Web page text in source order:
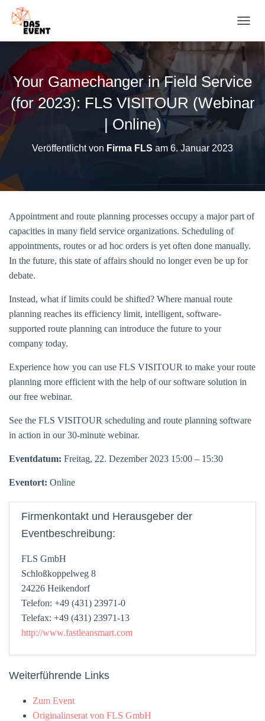
A
I
A
I
O
T
N
Your Gamechanger in Field Service
(for 2023): FLS VISITOUR (Webinar
| Online)
Veröffentlicht von Firma FLS am 6. Januar 2023
Appointment and route planning processes occupy a major part of
capacities in many field service organizations. Scheduling of
appointments, routes or ad hoc orders is yet often done manually.
In the future, this state of affairs should no longer even be up for
debate.
Instead, what if limits could be shifted? Where manual route
planning reaches its efficiency limit, intelligent, software-
supported route planning can introduce the future to your
company today.
Experience how you can use FLS VISITOUR to make your route
planning more efficient with the help of our software solution in
our free webinar.
See the FLS VISITOUR scheduling and route planning software
in action in our 30-minute webinar.
Eventdatum: Freitag, 22. Dezember 2023 15:00 – 15:30
Eventort: Online
Firmenkontakt und Herausgeber der
Eventbeschreibung:
FLS GmbH
Schloßkoppelweg 8
24226 Heikendorf
Telefon: +49 (431) 23971-0
Telefax: +49 (431) 23971-13
http://www.fastleansmart.com
Weiterführende Links
Zum Event
Originalinserat von FLS GmbH